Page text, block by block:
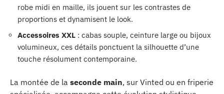
robe midi en maille, ils jouent sur les contrastes de
proportions et dynamisent le look.
Accessoires XXL : cabas souple, ceinture large ou bijoux
volumineux, ces détails ponctuent la silhouette d’une
touche résolument contemporaine.
La montée de la seconde main, sur Vinted ou en friperie